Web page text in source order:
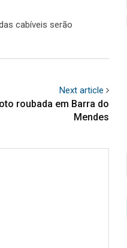
cabíveis serão
Next article
roubada em Barra do
Mendes